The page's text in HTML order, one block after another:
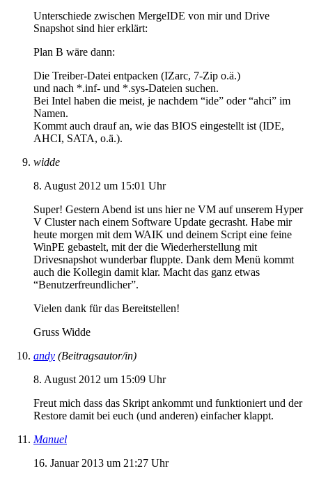
Unterschiede zwischen MergeIDE von mir und Drive
Snapshot sind hier erklärt:
Plan B wäre dann:
Die Treiber-Datei entpacken (IZarc, 7-Zip o.ä.)
und nach *.inf- und *.sys-Dateien suchen.
Bei Intel haben die meist, je nachdem “ide” oder “ahci” im
Namen.
Kommt auch drauf an, wie das BIOS eingestellt ist (IDE,
AHCI, SATA, o.ä.).
widde
8. August 2012 um 15:01 Uhr
Super! Gestern Abend ist uns hier ne VM auf unserem Hyper
V Cluster nach einem Software Update gecrasht. Habe mir
heute morgen mit dem WAIK und deinem Script eine feine
WinPE gebastelt, mit der die Wiederherstellung mit
Drivesnapshot wunderbar fluppte. Dank dem Menü kommt
auch die Kollegin damit klar. Macht das ganz etwas
“Benutzerfreundlicher”.
Vielen dank für das Bereitstellen!
Gruss Widde
andy (Beitragsautor/in)
8. August 2012 um 15:09 Uhr
Freut mich dass das Skript ankommt und funktioniert und der
Restore damit bei euch (und anderen) einfacher klappt.
Manuel
16. Januar 2013 um 21:27 Uhr